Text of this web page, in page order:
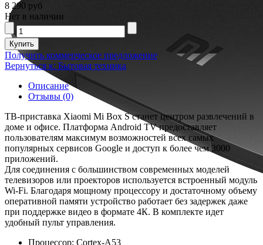
8 290 руб
Нет в наличии
Получить коммерческое предложение
Вернуться к: Бытовая техника
Описание
Отзывы (0)
ТВ-приставка Xiaomi Mi Box S станет центром развлечений в
доме и офисе. Платформа Android TV предоставляет
пользователям максимум возможностей всех самых
популярных сервисов Google и доступ к более чем 3000
приложений.
Для соединения с большинством современных моделей
телевизоров или проекторов используется встроенный модуль
Wi-Fi. Благодаря мощному процессору и достаточному объему
оперативной памяти устройство работает без задержек даже
при поддержке видео в формате 4К. В комплекте идет
удобный пульт управления.
Процессор: Cortex-A53